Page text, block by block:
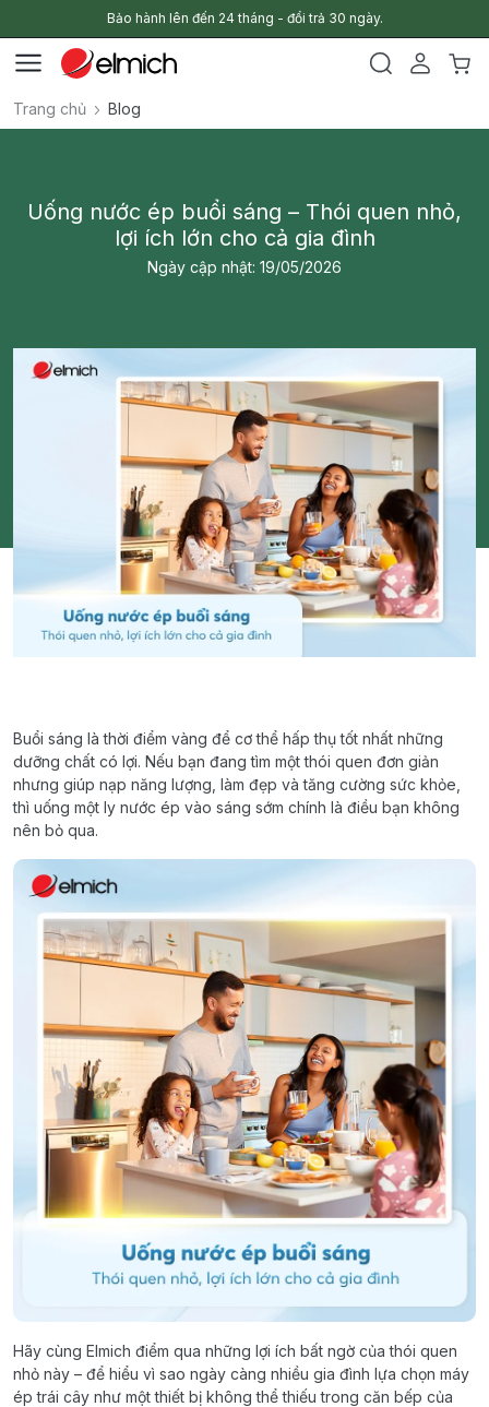
Bảo hành lên đến 24 tháng - đổi trả 30 ngày.
Trang chủ Blog
Uống nước ép buổi sáng – Thói quen nhỏ,
lợi ích lớn cho cả gia đình
Ngày cập nhật: 19/05/2026
Buổi sáng là thời điểm vàng để cơ thể hấp thụ tốt nhất những
dưỡng chất có lợi. Nếu bạn đang tìm một thói quen đơn giản
nhưng giúp nạp năng lượng, làm đẹp và tăng cường sức khỏe,
thì uống một ly nước ép vào sáng sớm chính là điều bạn không
nên bỏ qua.
Hãy cùng Elmich điểm qua những lợi ích bất ngờ của thói quen
nhỏ này – để hiểu vì sao ngày càng nhiều gia đình lựa chọn máy
ép trái cây như một thiết bị không thể thiếu trong căn bếp của